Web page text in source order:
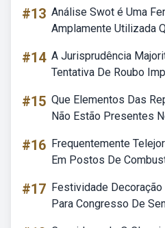
#13 Análise Swot é Uma
Amplamente Utilizada
#14 A Jurisprudência
Tentativa De Roubo
#15 Que Elementos Das
Não Estão Presentes
#16 Frequentemente
Em Postos De
#17 Festividade
Para Congresso De